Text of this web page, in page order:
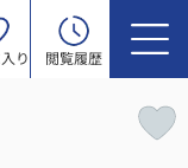
り 閲覧履歴